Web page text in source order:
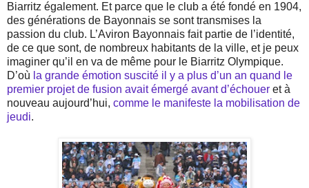
Biarritz également. Et parce que le club a été fondé en 1904,
des générations de Bayonnais se sont transmises la
passion du club. L’Aviron Bayonnais fait partie de l’identité,
de ce que sont, de nombreux habitants de la ville, et je peux
imaginer qu’il en va de même pour le Biarritz Olympique.
D’où la grande émotion suscité il y a plus d’un an quand le
premier projet de fusion avait émergé avant d’échouer et à
nouveau aujourd’hui, comme le manifeste la mobilisation de
jeudi.